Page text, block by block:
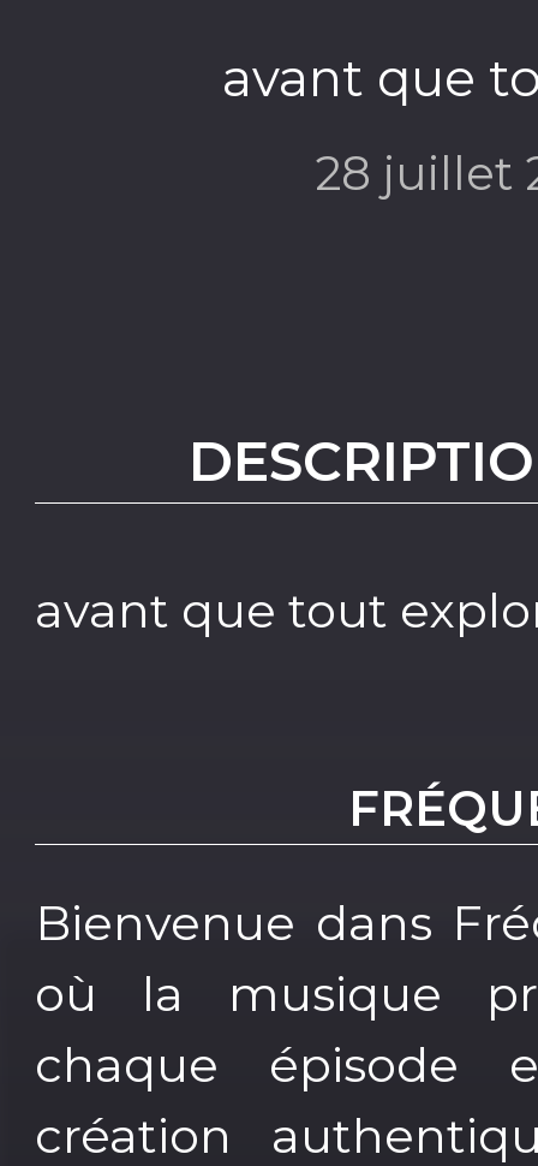
avant que
28 juillet
avant que tout
Bienvenue dans
où la musique
chaque épisode
création